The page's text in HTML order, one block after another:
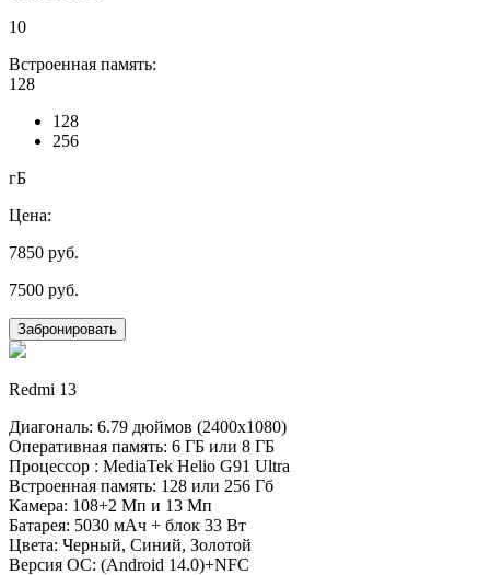
10
Встроенная память:
128
128
256
гБ
Цена:
7850 руб.
7500 руб.
Забронировать
Redmi 13
Диагональ: 6.79 дюймов (2400х1080)
Оперативная память: 6 ГБ или 8 ГБ
Процессор : MediaTek Helio G91 Ultra
Встроенная память: 128 или 256 Гб
Камера: 108+2 Мп и 13 Мп
Батарея: 5030 мАч + блок 33 Вт
Цвета: Черный, Синий, Золотой
Версия ОС: (Android 14.0)+NFC